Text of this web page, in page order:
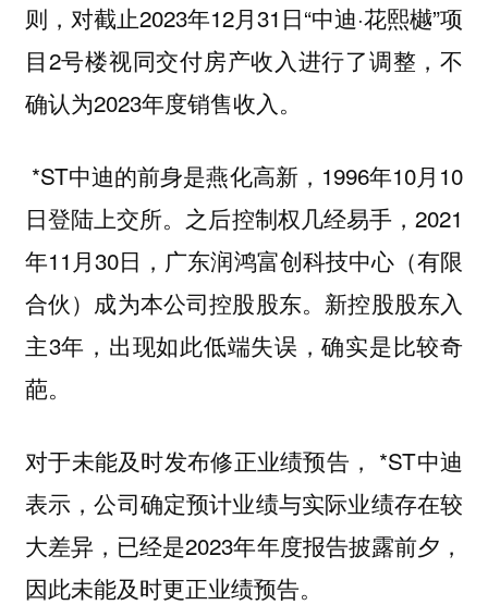
则，对截止2023年12月31日“中迪·花熙樾”项
目2号楼视同交付房产收入进行了调整，不
确认为2023年度销售收入。
*ST中迪的前身是燕化高新，1996年10月10
日登陆上交所。之后控制权几经易手，2021
年11月30日，广东润鸿富创科技中心（有限
合伙）成为本公司控股股东。新控股股东入
主3年，出现如此低端失误，确实是比较奇
葩。
对于未能及时发布修正业绩预告， *ST中迪
表示，公司确定预计业绩与实际业绩存在较
大差异，已经是2023年年度报告披露前夕，
因此未能及时更正业绩预告。